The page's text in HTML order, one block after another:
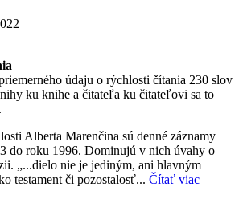
údaju o rýchlosti čítania 230 slov
ku knihe a čitateľa ku čitateľovi sa to
Alberta Marenčina sú denné záznamy
do roku 1996. Dominujú v nich úvahy o
„...dielo nie je jediným, ani hlavným
testament či pozostalosť... Čítať viac